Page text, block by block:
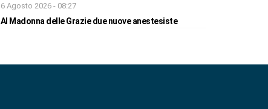
6 Agosto 2026 - 08:27
Al Madonna delle Grazie due nuove anestesiste